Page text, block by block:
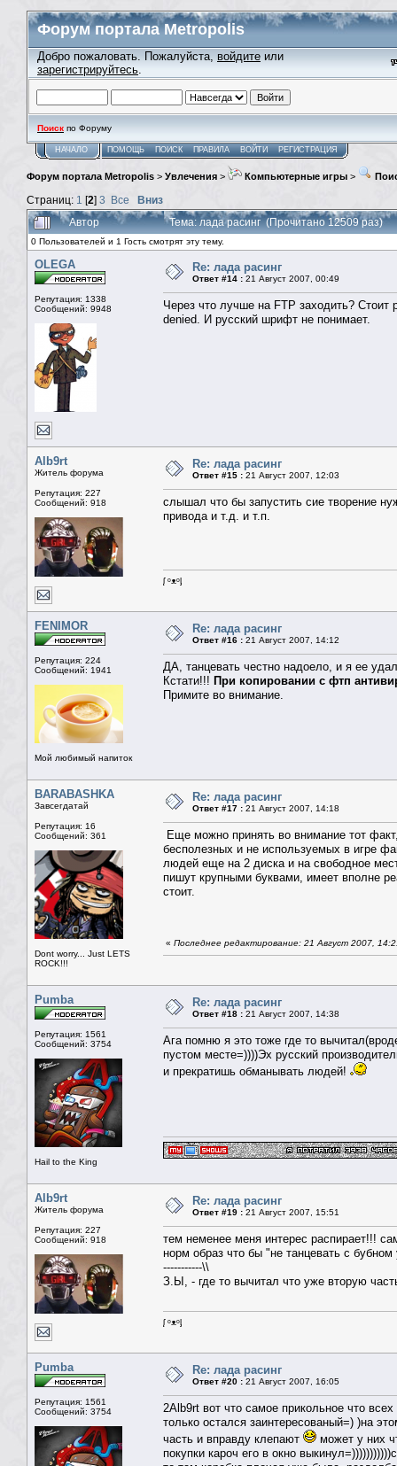
Форум портала Metropolis
Добро пожаловать. Пожалуйста, войдите или
зарегистрируйтесь.
Поиск по Форуму
НАЧАЛО ПОМОЩЬ ПОИСК ПРАВИЛА ВОЙТИ РЕГИСТРАЦИЯ
Форум портала Metropolis > Увлечения > Компьютерные игры >
Страниц: 1 [2] 3 Все
Вниз
Автор
Тема: лада расинг (Прочитано 12509 раз)
0 Пользователей и 1 Гость смотрят эту тему.
OLEGA
Репутация: 1338
Сообщений: 9948
Re: лада расинг
Ответ #14 : 21 Август 2007, 00:49
Через что лучше на FTP заходить?
denied. И русский шрифт не понимает.
Alb9rt
Житель форума
Репутация: 227
Сообщений: 918
Re: лада расинг
Ответ #15 : 21 Август 2007, 12:03
слышал что бы запустить сие творение
привода и т.д. и т.п.
ᶘ ᵒᴥᵒᶅ
FENIMOR
Репутация: 224
Сообщений: 1941
Мой любимый напиток
Re: лада расинг
Ответ #16 : 21 Август 2007, 14:12
ДА, танцевать честно надоело, и я ее
Кстати!!! При копировании с фтп
Примите во внимание.
BARABASHKA
Завсегдатай
Репутация: 16
Сообщений: 361
Dont worry... Just LETS
ROCK!!!
Re: лада расинг
Ответ #17 : 21 Август 2007, 14:18
Еще можно принять во внимание тот
бесполезных и не используемых в игре
людей еще на 2 диска и на свободное
пишут крупными буквами, имеет вполне
стоит.
« Последнее редактирование: 21 Август 2007,
Pumba
Репутация: 1561
Сообщений: 3754
Hail to the King
Re: лада расинг
Ответ #18 : 21 Август 2007, 14:38
Ага помню я это тоже где то
пустом месте=))))Эх русский
и прекратишь обманывать людей!
Alb9rt
Житель форума
Репутация: 227
Сообщений: 918
Re: лада расинг
Ответ #19 : 21 Август 2007, 15:51
тем неменее меня интерес распирает!!!
норм образ что бы "не танцевать с
-----------\\
З.Ы, - где то вычитал что уже вторую
ᶘ ᵒᴥᵒᶅ
Pumba
Репутация: 1561
Сообщений: 3754
Re: лада расинг
Ответ #20 : 21 Август 2007, 16:05
2Alb9rt вот что самое прикольное что
только остался заинтересованый=) )на
часть и вправду клепают
может у них
покупки кароч его в окно